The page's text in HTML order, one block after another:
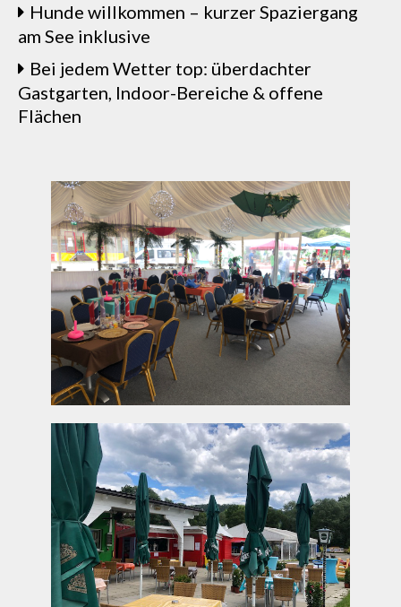
Hunde willkommen – kurzer Spaziergang
am See inklusive
Bei jedem Wetter top: überdachter
Gastgarten, Indoor-Bereiche & offene
Flächen